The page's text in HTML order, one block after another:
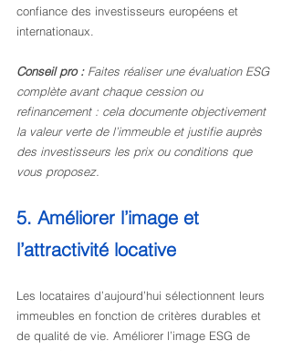
confiance des investisseurs européens et
internationaux.
Conseil pro : Faites réaliser une évaluation ESG
complète avant chaque cession ou
refinancement : cela documente objectivement
la valeur verte de l’immeuble et justifie auprès
des investisseurs les prix ou conditions que
vous proposez.
5. Améliorer l’image et
l’attractivité locative
Les locataires d’aujourd’hui sélectionnent leurs
immeubles en fonction de critères durables et
de qualité de vie. Améliorer l’image ESG de